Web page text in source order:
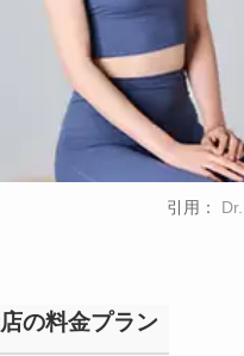
引用：
の料金プラン